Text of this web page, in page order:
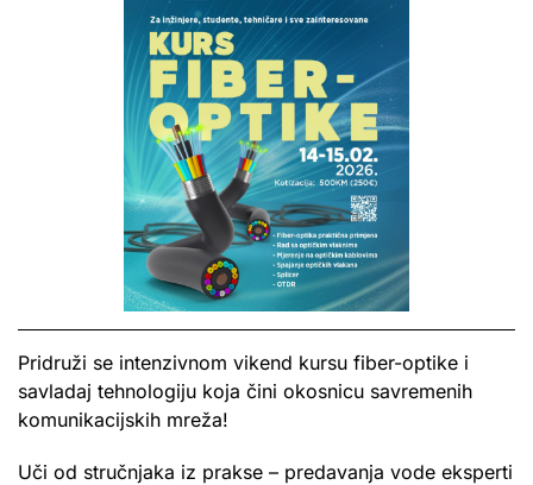
Pridruži se intenzivnom vikend kursu fiber-optike i
savladaj tehnologiju koja čini okosnicu savremenih
komunikacijskih mreža!
Uči od stručnjaka iz prakse – predavanja vode eksperti